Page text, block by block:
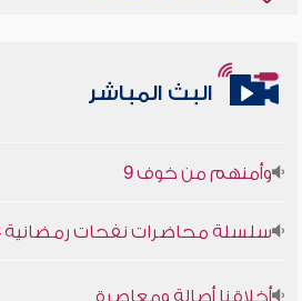
البث المباشر
أخلاقنا أصالة ومعاصرة